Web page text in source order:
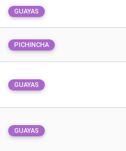
GUAYAS
PICHINCHA
GUAYAS
GUAYAS